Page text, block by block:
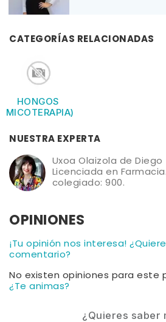
CATEGORÍAS RELACIONADAS
HONGOS
(MICOTERAPIA)
NUESTRA EXPERTA
Uxoa Olaizola de Diego
Licenciada en
colegiado: 900.
OPINIONES
¡Tu opinión nos interesa!
comentario?
No existen opiniones para este
¿Te animas?
¿Quieres saber